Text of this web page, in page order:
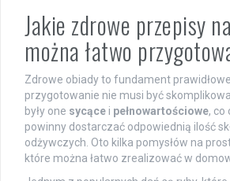
Jakie zdrowe przepisy
można łatwo
Zdrowe obiady to fundament
przygotowanie nie musi być
były one sycące i pełnowartościowe, co
powinny dostarczać odpowiednią ilość
odżywczych. Oto kilka pomysłów na
które można łatwo zrealizować w